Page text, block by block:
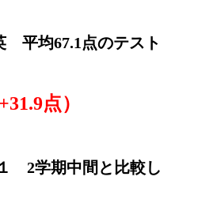
平均67.1点のテスト
+31.9点）
2学期中間と比較し